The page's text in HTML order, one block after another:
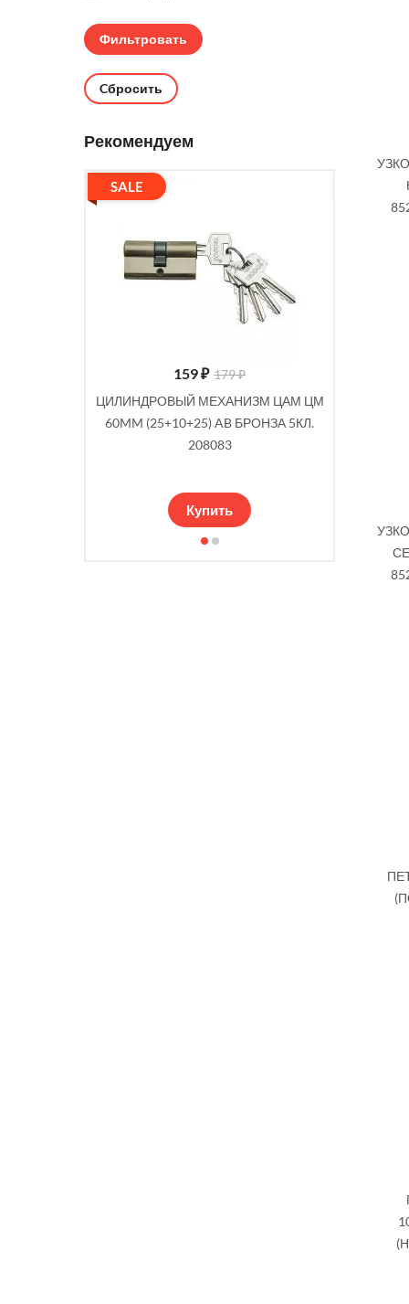
Cбросить
Рекомендуем
SALE
159₽ 179 ₽
ЦИЛИНДРОВЫЙ МЕХАНИЗМ ЦАМ ЦМ
60MM (25+10+25) AB БРОНЗА 5КЛ.
208083
Купить